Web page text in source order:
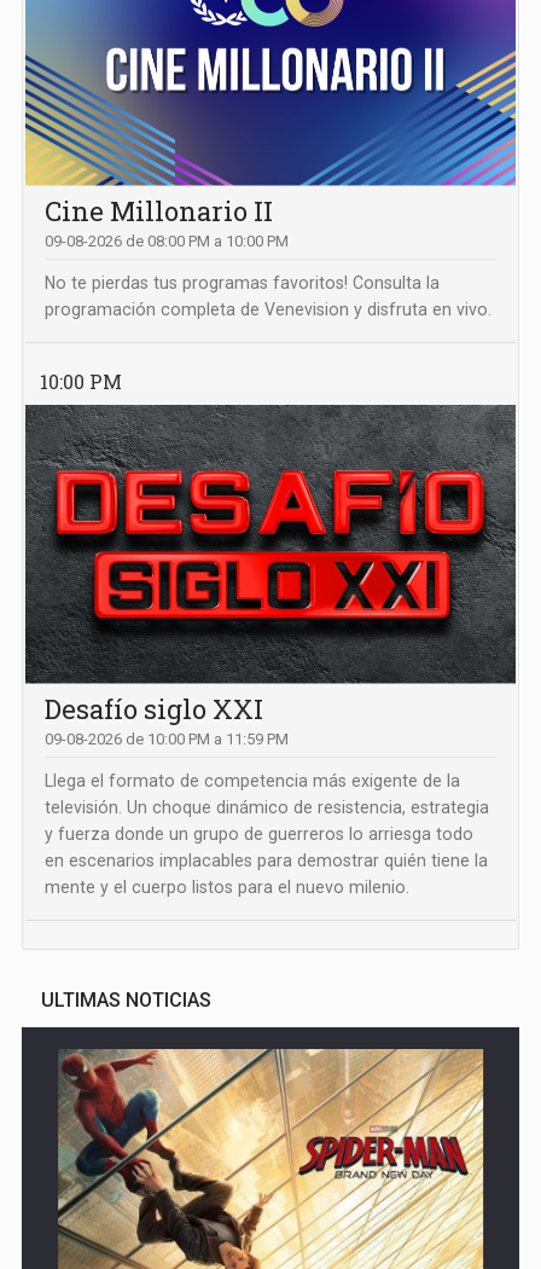
Cine Millonario II
09-08-2026 de 08:00 PM a 10:00 PM
No te pierdas tus programas favoritos! Consulta la
programación completa de Venevision y disfruta en vivo.
10:00 PM
Desafío siglo XXI
09-08-2026 de 10:00 PM a 11:59 PM
Llega el formato de competencia más exigente de la
televisión. Un choque dinámico de resistencia, estrategia
y fuerza donde un grupo de guerreros lo arriesga todo
en escenarios implacables para demostrar quién tiene la
mente y el cuerpo listos para el nuevo milenio.
ULTIMAS NOTICIAS